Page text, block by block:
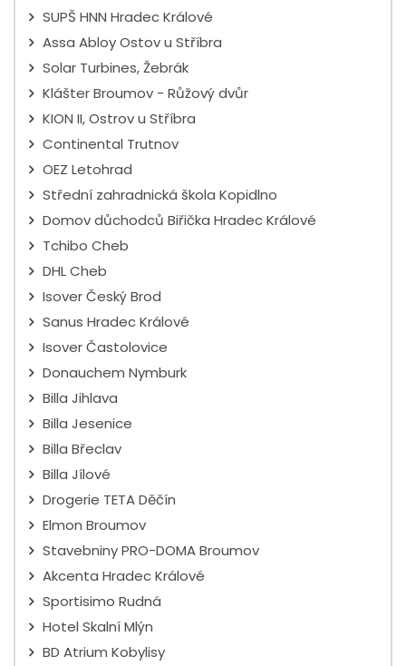
SUPŠ HNN Hradec Králové
Assa Abloy Ostov u Stříbra
Solar Turbines, Žebrák
Klášter Broumov - Růžový dvůr
KION II, Ostrov u Stříbra
Continental Trutnov
OEZ Letohrad
Střední zahradnická škola Kopidlno
Domov důchodců Biřička Hradec Králové
Tchibo Cheb
DHL Cheb
Isover Český Brod
Sanus Hradec Králové
Isover Častolovice
Donauchem Nymburk
Billa Jihlava
Billa Jesenice
Billa Břeclav
Billa Jílové
Drogerie TETA Děčín
Elmon Broumov
Stavebniny PRO-DOMA Broumov
Akcenta Hradec Králové
Sportisimo Rudná
Hotel Skalní Mlýn
BD Atrium Kobylisy